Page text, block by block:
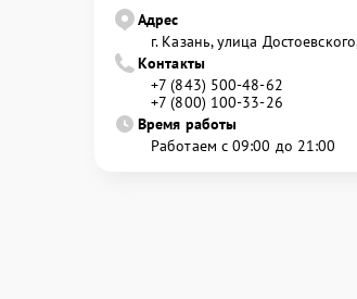
Адрес
г. Казань, улица
Контакты
+7 (843) 500-48-62
+7 (800) 100-33-26
Время работы
Работаем с 09:00 до 21:00